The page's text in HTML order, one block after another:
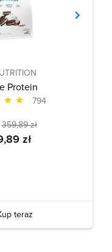
Protein
794
359,89 zł
zł
teraz